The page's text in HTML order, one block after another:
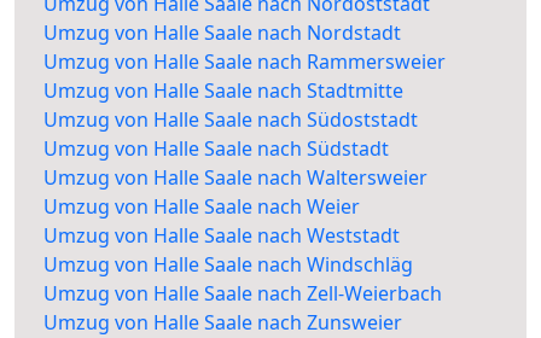
Umzug von Halle Saale nach Nordstadt
Umzug von Halle Saale nach Rammersweier
Umzug von Halle Saale nach Stadtmitte
Umzug von Halle Saale nach Südoststadt
Umzug von Halle Saale nach Südstadt
Umzug von Halle Saale nach Waltersweier
Umzug von Halle Saale nach Weier
Umzug von Halle Saale nach Weststadt
Umzug von Halle Saale nach Windschläg
Umzug von Halle Saale nach Zell-Weierbach
Umzug von Halle Saale nach Zunsweier